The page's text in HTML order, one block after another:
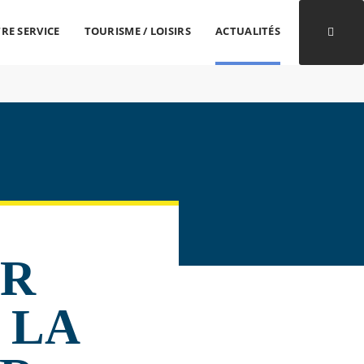
SERVICE TOURISME / LOISIRS ACTUALITÉS
LA